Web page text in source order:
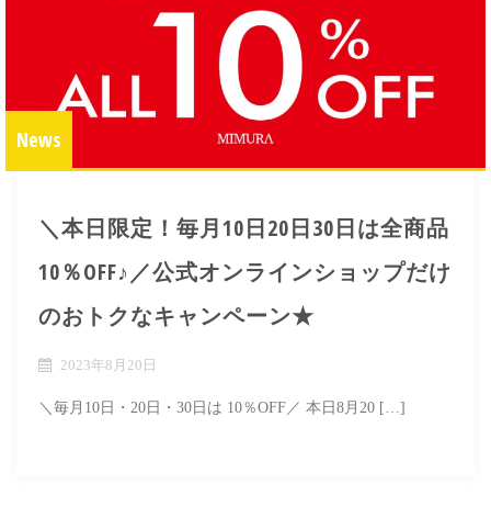
News
＼本日限定！毎月10日20日30日は全商品
10％OFF♪／公式オンラインショップだけ
のおトクなキャンペーン★
2023年8月20日
＼毎月10日・20日・30日は 10％OFF／ 本日8月20 […]